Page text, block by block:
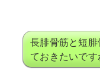
長腓骨筋と短
ておきたいです